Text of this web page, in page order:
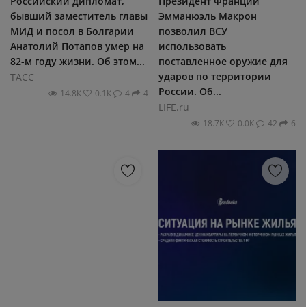
бывший заместитель главы
МИД и посол в Болгарии
Анатолий Потапов умер на
82-м году жизни. Об этом...
ТАСС
14.8К 0.1К 4 4
Эмманюэль Макрон
позволил ВСУ
использовать
поставленное оружие для
ударов по территории
России. Об...
LIFE.ru
18.7К 0.0К 42 6